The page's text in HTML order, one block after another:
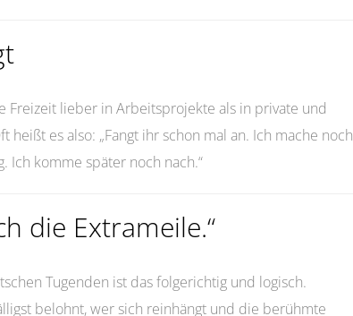
Freizeit lieber in Arbeitsprojekte als in private und
heißt es also: „Fangt ihr schon mal an. Ich mache noch
Ich komme später noch nach.“
die Extrameile.“
Tugenden ist das folgerichtig und logisch.
belohnt, wer sich reinhängt und die berühmte